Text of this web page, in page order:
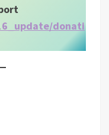
donati